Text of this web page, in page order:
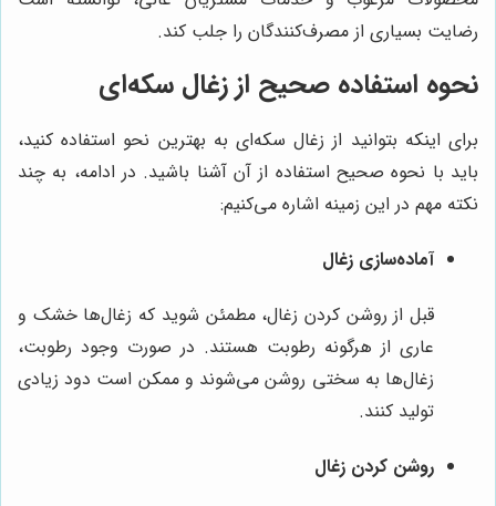
رضایت بسیاری از مصرف‌کنندگان را جلب کند.
نحوه استفاده صحیح از زغال سکه‌ای
برای اینکه بتوانید از زغال سکه‌ای به بهترین نحو استفاده کنید،
باید با نحوه صحیح استفاده از آن آشنا باشید. در ادامه، به چند
نکته مهم در این زمینه اشاره می‌کنیم:
آماده‌سازی زغال
قبل از روشن کردن زغال، مطمئن شوید که زغال‌ها خشک و
عاری از هرگونه رطوبت هستند. در صورت وجود رطوبت،
زغال‌ها به سختی روشن می‌شوند و ممکن است دود زیادی
تولید کنند.
روشن کردن زغال